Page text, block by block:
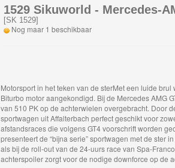
1529 Sikuworld - Mercedes-
[SK 1529]
Nog maar 1 beschikbaar
Motorsport in het teken van de sterMet een luide brul
Biturbo motor aangekondigd. Bij de Mercedes AMG
van 510 PK op de achterwielen overgebracht. Door
sportwagen uit Affalterbach perfect geschikt voor
afstandsraces die volgens GT4 voorschrift worden
presenteert de “bijna serie” sportwagen met de ster
als bij de roll-out van de 24-uurs race van Spa-
achterspoiler zorgt voor de nodige downforce op de